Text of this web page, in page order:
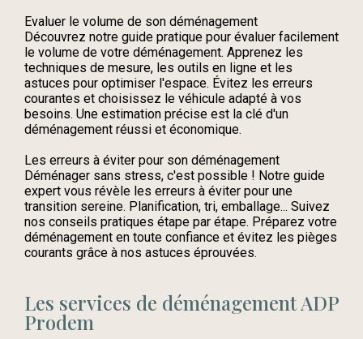
Evaluer le volume de son déménagement
Découvrez notre guide pratique pour évaluer facilement
le volume de votre déménagement. Apprenez les
techniques de mesure, les outils en ligne et les
astuces pour optimiser l'espace. Évitez les erreurs
courantes et choisissez le véhicule adapté à vos
besoins. Une estimation précise est la clé d'un
déménagement réussi et économique.
Les erreurs à éviter pour son déménagement
Déménager sans stress, c'est possible ! Notre guide
expert vous révèle les erreurs à éviter pour une
transition sereine. Planification, tri, emballage... Suivez
nos conseils pratiques étape par étape. Préparez votre
déménagement en toute confiance et évitez les pièges
courants grâce à nos astuces éprouvées.
Les services de déménagement ADP
Prodem